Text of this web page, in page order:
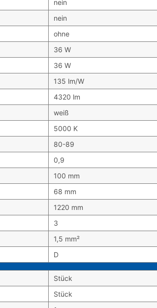
nein
nein
ohne
36 W
36 W
135 lm/W
4320 lm
weiß
5000 K
80-89
0,9
100 mm
68 mm
1220 mm
3
1,5 mm²
D
Stück
Stück